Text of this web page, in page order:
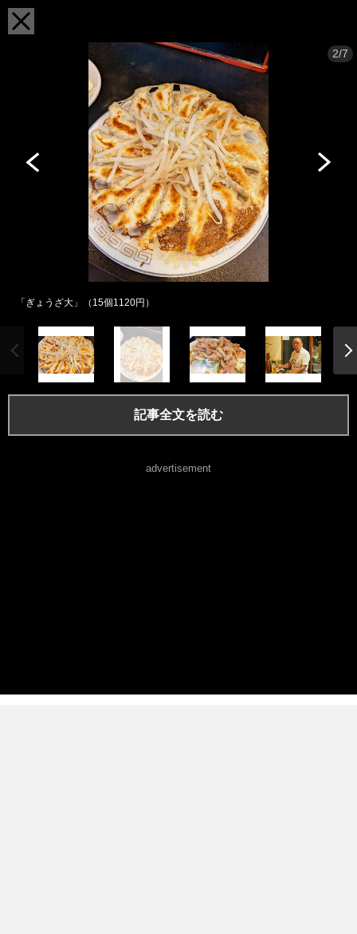
2/7
「ぎょうざ大」（15個1120円）
記事全文を読む
advertisement